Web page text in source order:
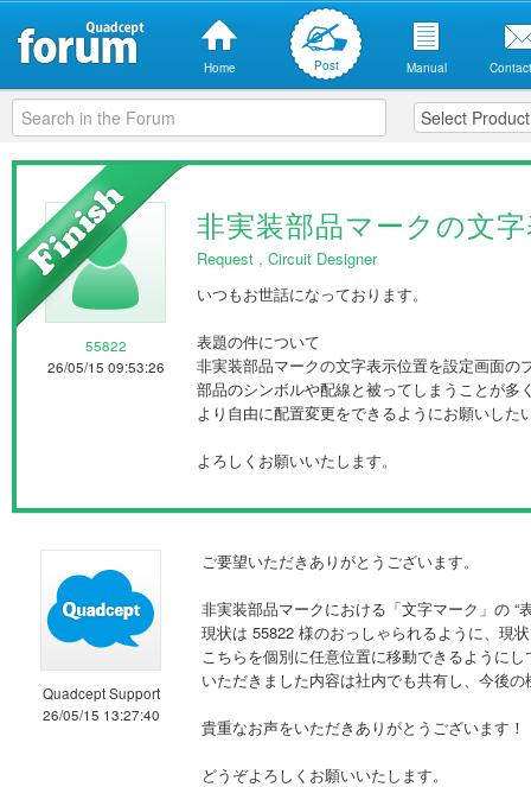
Home Post Manual
55822
26/05/15 09:53:26
非実装部品マークの文
Request , Circuit Designer
いつもお世話になっております。
表題の件について
非実装部品マークの文字表示位置を設定画面の
部品のシンボルや配線と被ってしまうことが多
より自由に配置変更をできるようにお願いした
よろしくお願いいたします。
Quadcept Support
26/05/15 13:27:40
ご要望いただきありがとうございます。
非実装部品マークにおける「文字マーク」の “
現状は 55822 様のおっしゃられるように、現
こちらを個別に任意位置に移動できるように
いただきました内容は社内でも共有し、今後
貴重なお声をいただきありがとうございます！
どうぞよろしくお願いいたします。